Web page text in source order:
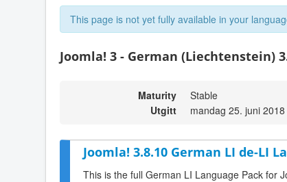
This page is not yet fully available in your
Joomla! 3 - German (Liechtenstein)
Maturity
Stable
Utgitt
mandag 25. juni
Joomla! 3.8.10 German LI de-LI
This is the full German LI Language Pack for